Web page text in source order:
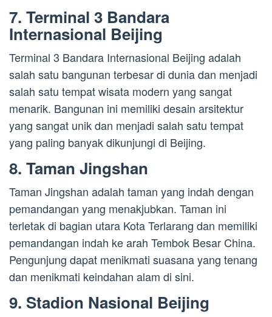
7. Terminal 3 Bandara
Internasional Beijing
Terminal 3 Bandara Internasional Beijing adalah
salah satu bangunan terbesar di dunia dan menjadi
salah satu tempat wisata modern yang sangat
menarik. Bangunan ini memiliki desain arsitektur
yang sangat unik dan menjadi salah satu tempat
yang paling banyak dikunjungi di Beijing.
8. Taman Jingshan
Taman Jingshan adalah taman yang indah dengan
pemandangan yang menakjubkan. Taman ini
terletak di bagian utara Kota Terlarang dan memiliki
pemandangan indah ke arah Tembok Besar China.
Pengunjung dapat menikmati suasana yang tenang
dan menikmati keindahan alam di sini.
9. Stadion Nasional Beijing